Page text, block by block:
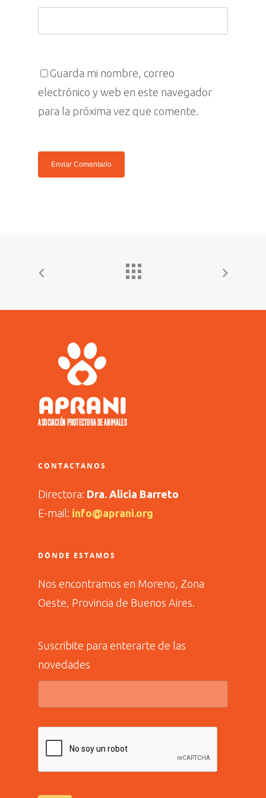
Guarda mi nombre, correo
electrónico y web en este navegador
para la próxima vez que comente.
CONTACTANOS
Directora: Dra. Alicia Barreto
E-mail: info@aprani.org
DÓNDE ESTAMOS
Nos encontramos en Moreno, Zona
Oeste, Provincia de Buenos Aires.
Suscribite para enterarte de las
novedades
Denuncias